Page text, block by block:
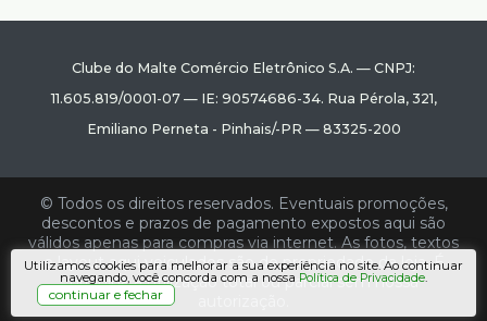
Clube do Malte Comércio Eletrônico S.A. — CNPJ:
11.605.819/0001-07— IE: 90574686-34. Rua Pérola, 321,
Emiliano Perneta - Pinhais/-PR — 83325-200
© Todos os direitos reservados. Eventuais promoções,
descontos e prazos de pagamento expostos aqui são
válidos apenas para compras via internet. As fotos, textos
e layout aqui veiculados são de propriedade da loja. É
proibida a utilização total ou parcial sem nossa
Utilizamos cookies para melhorar a sua experiência no site. Ao continuar
navegando, você concorda com a nossa Política de Privacidade.
continuar e fechar